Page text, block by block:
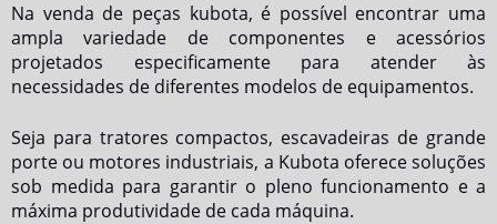
Na venda de peças kubota, é possível encontrar uma
ampla variedade de componentes e acessórios
projetados especificamente para atender às
necessidades de diferentes modelos de equipamentos.
Seja para tratores compactos, escavadeiras de grande
porte ou motores industriais, a Kubota oferece soluções
sob medida para garantir o pleno funcionamento e a
máxima produtividade de cada máquina.